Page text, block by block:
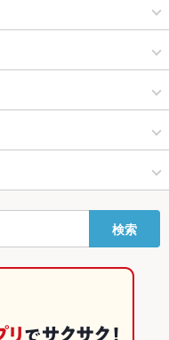
あります
理・懐石・割烹
ランキング
検索